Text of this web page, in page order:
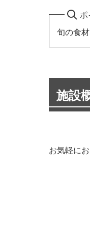
ポ
旬の食
施設
お気軽に